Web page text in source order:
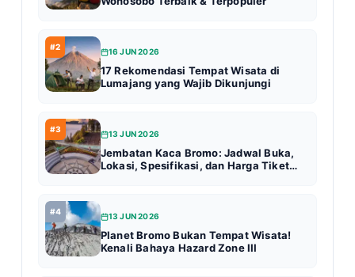
#2
16 JUN 2026
17 Rekomendasi Tempat Wisata di
Lumajang yang Wajib Dikunjungi
#3
13 JUN 2026
Jembatan Kaca Bromo: Jadwal Buka,
Lokasi, Spesifikasi, dan Harga Tiket
#4
13 JUN 2026
Planet Bromo Bukan Tempat Wisata!
Kenali Bahaya Hazard Zone III